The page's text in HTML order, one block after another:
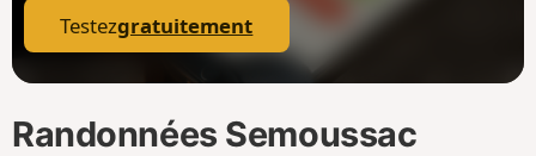
Testezgratuitement
Randonnées Semoussac